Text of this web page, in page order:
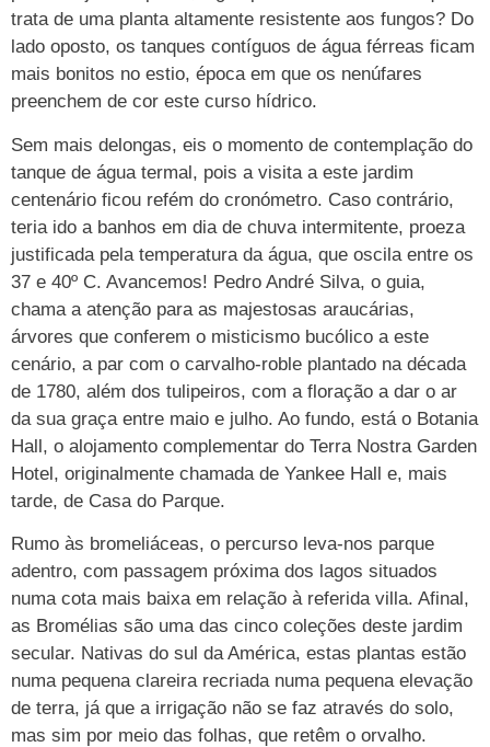
trata de uma planta altamente resistente aos fungos? Do
lado oposto, os tanques contíguos de água férreas ficam
mais bonitos no estio, época em que os nenúfares
preenchem de cor este curso hídrico.
Sem mais delongas, eis o momento de contemplação do
tanque de água termal, pois a visita a este jardim
centenário ficou refém do cronómetro. Caso contrário,
teria ido a banhos em dia de chuva intermitente, proeza
justificada pela temperatura da água, que oscila entre os
37 e 40º C. Avancemos! Pedro André Silva, o guia,
chama a atenção para as majestosas araucárias,
árvores que conferem o misticismo bucólico a este
cenário, a par com o carvalho-roble plantado na década
de 1780, além dos tulipeiros, com a floração a dar o ar
da sua graça entre maio e julho. Ao fundo, está o Botania
Hall, o alojamento complementar do Terra Nostra Garden
Hotel, originalmente chamada de Yankee Hall e, mais
tarde, de Casa do Parque.
Rumo às bromeliáceas, o percurso leva-nos parque
adentro, com passagem próxima dos lagos situados
numa cota mais baixa em relação à referida villa. Afinal,
as Bromélias são uma das cinco coleções deste jardim
secular. Nativas do sul da América, estas plantas estão
numa pequena clareira recriada numa pequena elevação
de terra, já que a irrigação não se faz através do solo,
mas sim por meio das folhas, que retêm o orvalho.